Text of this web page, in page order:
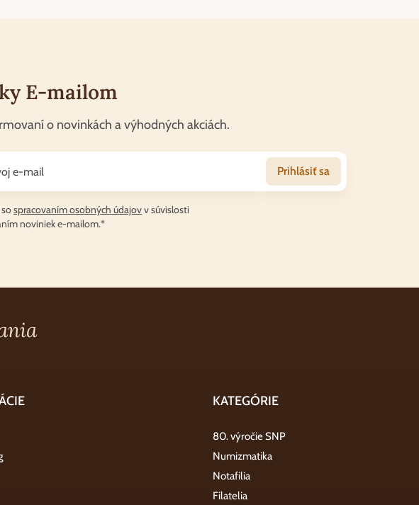
E-mailom
o novinkách a výhodných akciách.
Prihlásiť sa
spracovaním osobných údajovv súvislosti
noviniek e-mailom.*
KATEGÓRIE
80. výročie SNP
Numizmatika
Notafilia
Filatelia